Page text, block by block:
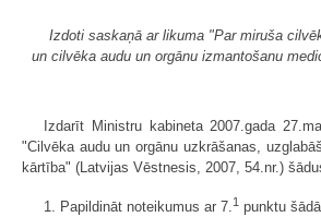
Izdoti saskaņā ar likuma "Par miruša
un cilvēka audu un orgānu izmantošanu
Izdarīt Ministru kabineta 2007.gada
"Cilvēka audu un orgānu uzkrāšanas,
kārtība" (Latvijas Vēstnesis, 2007, 54.nr.)
1. Papildināt noteikumus ar 7.1 punktu